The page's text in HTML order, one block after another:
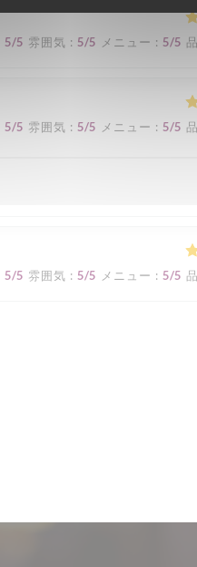
5/5 雰囲気 : 5/5 メニュー : 5/5
5/5 雰囲気 : 5/5 メニュー : 5/5
5/5 雰囲気 : 5/5 メニュー : 5/5